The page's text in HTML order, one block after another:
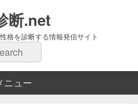
断.net
格を診断する情報発信サイト
ニュー